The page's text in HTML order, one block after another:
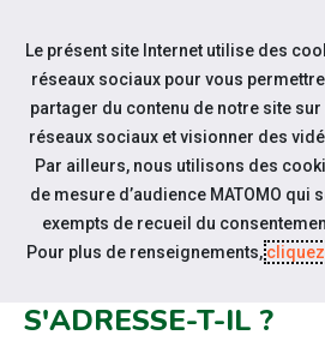
Aller au contenu
Notre actualité
LE BILAN DE
S'ADRESSE-T-IL ?
Le présent site Internet utilise des
réseaux sociaux pour vous
partager du contenu de notre site sur
réseaux sociaux et visionner des
Par ailleurs, nous utilisons des
de mesure d’audience MATOMO qui
exempts de recueil du
Pour plus de renseignements,